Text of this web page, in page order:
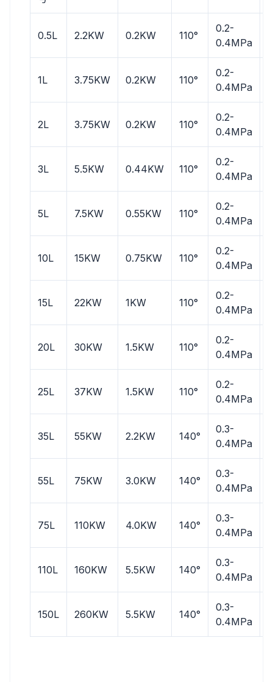
0.5L 2.2KW 0.2KW 110°
0.2-
0.4MPa
1L 3.75KW 0.2KW 110°
0.2-
0.4MPa
2L 3.75KW 0.2KW 110°
0.2-
0.4MPa
3L 5.5KW 0.44KW 110°
0.2-
0.4MPa
5L 7.5KW 0.55KW 110°
0.2-
0.4MPa
10L 15KW 0.75KW 110°
0.2-
0.4MPa
15L 22KW 1KW 110°
0.2-
0.4MPa
20L 30KW 1.5KW 110°
0.2-
0.4MPa
25L 37KW 1.5KW 110°
0.2-
0.4MPa
35L 55KW 2.2KW 140°
0.3-
0.4MPa
55L 75KW 3.0KW 140°
0.3-
0.4MPa
75L 110KW 4.0KW 140°
0.3-
0.4MPa
110L 160KW 5.5KW 140°
0.3-
0.4MPa
150L 260KW 5.5KW 140°
0.3-
0.4MPa